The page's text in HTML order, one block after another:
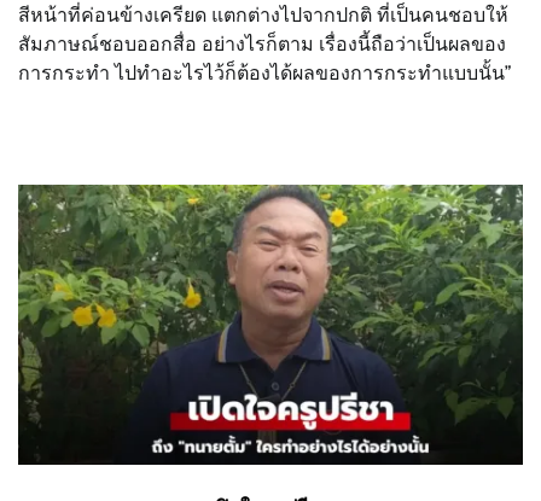
สีหน้าที่ค่อนข้างเครียด แตกต่างไปจากปกติ ที่เป็นคนชอบให้
สัมภาษณ์ชอบออกสื่อ อย่างไรก็ตาม เรื่องนี้ถือว่าเป็นผลของ
การกระทำ ไปทำอะไรไว้ก็ต้องได้ผลของการกระทำแบบนั้น”